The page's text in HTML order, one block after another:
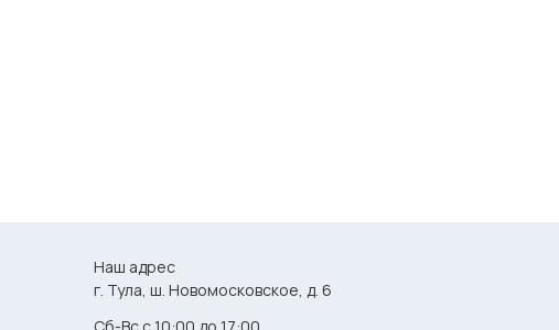
Наш адрес
г. Тула, ш. Новомосковское, д. 6